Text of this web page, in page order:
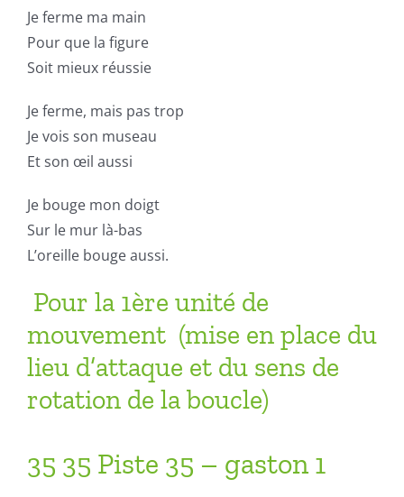
Je ferme ma main
Pour que la figure
Soit mieux réussie
Je ferme, mais pas trop
Je vois son museau
Et son œil aussi
Je bouge mon doigt
Sur le mur là-bas
L’oreille bouge aussi.
Pour la 1ère unité de
mouvement (mise en place du
lieu d’attaque et du sens de
rotation de la boucle)
35 35 Piste 35 – gaston 1